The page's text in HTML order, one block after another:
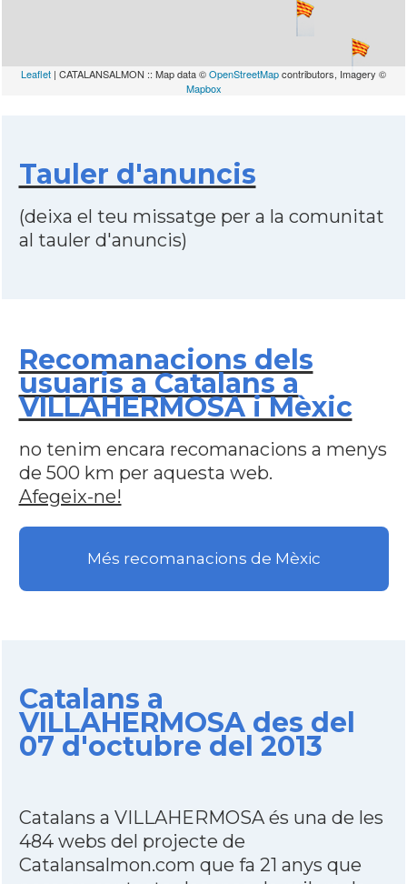
Leaflet | CATALANSALMON :: Map data ©OpenStreetMapcontributors, Imagery ©
Mapbox
Tauler d'anuncis
(deixa el teu missatge per a la comunitat
al tauler d'anuncis)
Recomanacions dels
usuaris a Catalans a
VILLAHERMOSA i Mèxic
no tenim encara recomanacions a menys
de 500 km per aquesta web.
Afegeix-ne!
Més recomanacions de Mèxic
Catalans a
VILLAHERMOSA des del
07 d'octubre del 2013
Catalans a VILLAHERMOSA és una de les
484 webs del projecte de
Catalansalmon.com que fa 21 anys que